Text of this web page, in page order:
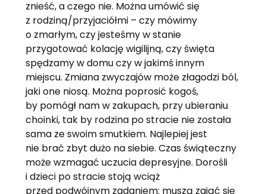
znieść, a czego nie. Można umówić się
z rodziną/przyjaciółmi – czy mówimy
o zmarłym, czy jesteśmy w stanie
przygotować kolację wigilijną, czy święta
spędzamy w domu czy w jakimś innym
miejscu. Zmiana zwyczajów może złagodzi ból,
jaki one niosą. Można poprosić kogoś,
by pomógł nam w zakupach, przy ubieraniu
choinki, tak by rodzina po stracie nie została
sama ze swoim smutkiem. Najlepiej jest
nie brać zbyt dużo na siebie. Czas świąteczny
może wzmagać uczucia depresyjne. Dorośli
i dzieci po stracie stoją wciąż
przed podwójnym zadaniem: muszą zająć się